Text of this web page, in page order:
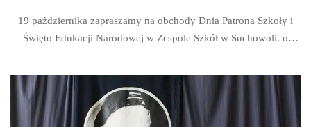
19 października zapraszamy na obchody Dnia Patrona Szkoły i
Święto Edukacji Narodowej w Zespole Szkół w Suchowoli. o
złożenie wieńców przed pomnikiem bł. ks. Jerzego Popiełuszki w
parku miejskim; …